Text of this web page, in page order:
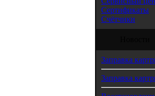
Сертификаты
Счётчики
Заправка
Заправка